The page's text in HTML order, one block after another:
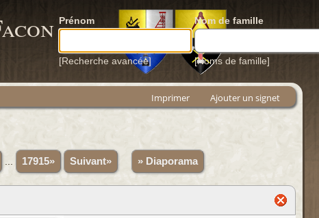
Prénom Nom de famille
[Recherche avancée] [Noms de famille]
Imprimer Ajouter un signet
17915» Suivant» » Diaporama